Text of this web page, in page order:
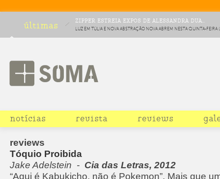
últimas ZIPPER ESTREIA EXPOS DE ALESSANDRA DUA...
LUZ EM TÚLIA E NOVA ABSTRAÇÃO NOVA ABREM NESTA QUINTA-FEIRA
FICAM EM CARTAZ ATÉ 16 DE MARÇO
notícias revista reviews
reviews
Tóquio Proibida
Jake Adelstein - Cia das Letras, 2012
“Aqui é Kabukicho, não é Pokemon”. Mais que